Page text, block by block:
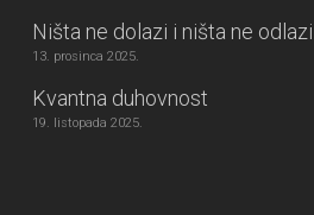
Ništa ne dolazi i ništa ne odlazi
13. prosinca 2025.
Kvantna duhovnost
19. listopada 2025.